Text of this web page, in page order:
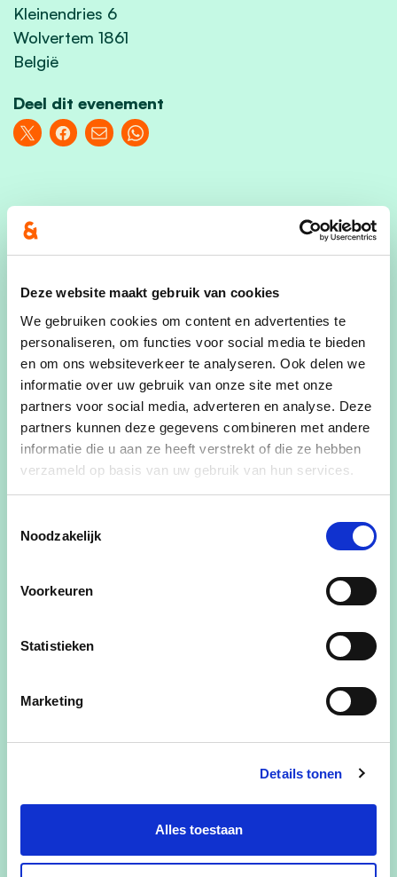
Deze website maakt gebruik van cookies
We gebruiken cookies om content en advertenties te
personaliseren, om functies voor social media te bieden
en om ons websiteverkeer te analyseren. Ook delen we
informatie over uw gebruik van onze site met onze
partners voor social media, adverteren en analyse. Deze
partners kunnen deze gegevens combineren met andere
informatie die u aan ze heeft verstrekt of die ze hebben
verzameld op basis van uw gebruik van hun services.
Noodzakelijk
Voorkeuren
Statistieken
Marketing
Details tonen
Alles toestaan
Kleinendries 6
Wolvertem 1861
België
Deel dit evenement